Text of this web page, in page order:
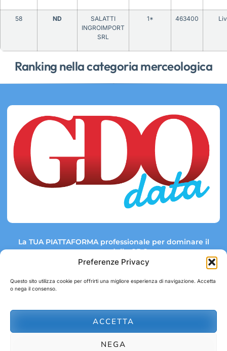
Preferenze Privacy
Questo sito utilizza cookie per offrirti una migliore esperienza di navigazione. Accetta
o nega il consenso.
ACCETTA
NEGA
Ranking nella categoria merceologica
58 ND
SALATTI
INGROIMPORT
SRL
1* 463400
La TUA PIATTAFORMA professionale per dominare il
mercato della GDO.
Link rapidi:
abbonamenti@gdodata.it